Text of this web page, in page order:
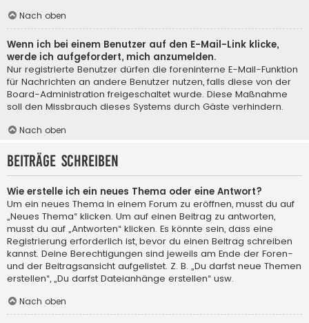
Nach oben
Wenn ich bei einem Benutzer auf den E-Mail-Link klicke,
werde ich aufgefordert, mich anzumelden.
Nur registrierte Benutzer dürfen die foreninterne E-Mail-Funktion
für Nachrichten an andere Benutzer nutzen, falls diese von der
Board-Administration freigeschaltet wurde. Diese Maßnahme
soll den Missbrauch dieses Systems durch Gäste verhindern.
Nach oben
Beiträge schreiben
Wie erstelle ich ein neues Thema oder eine Antwort?
Um ein neues Thema in einem Forum zu eröffnen, musst du auf
„Neues Thema“ klicken. Um auf einen Beitrag zu antworten,
musst du auf „Antworten“ klicken. Es könnte sein, dass eine
Registrierung erforderlich ist, bevor du einen Beitrag schreiben
kannst. Deine Berechtigungen sind jeweils am Ende der Foren-
und der Beitragsansicht aufgelistet. Z. B. „Du darfst neue Themen
erstellen“, „Du darfst Dateianhänge erstellen“ usw.
Nach oben